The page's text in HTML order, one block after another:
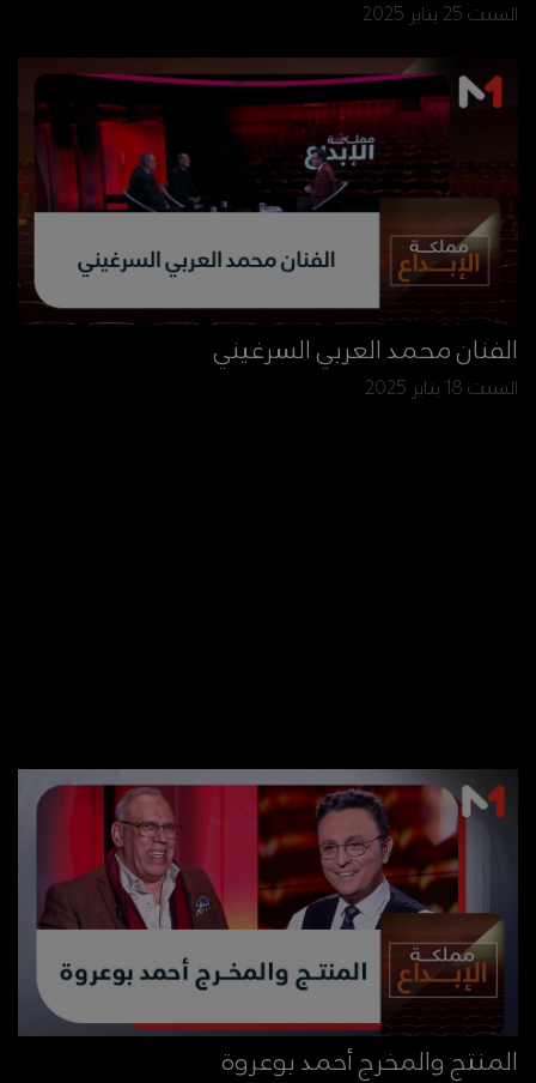
السبت 25 يناير 2025
الفنان محمد العربي السرغيني
السبت 18 يناير 2025
المنتج والمخرج أحمد بوعروة